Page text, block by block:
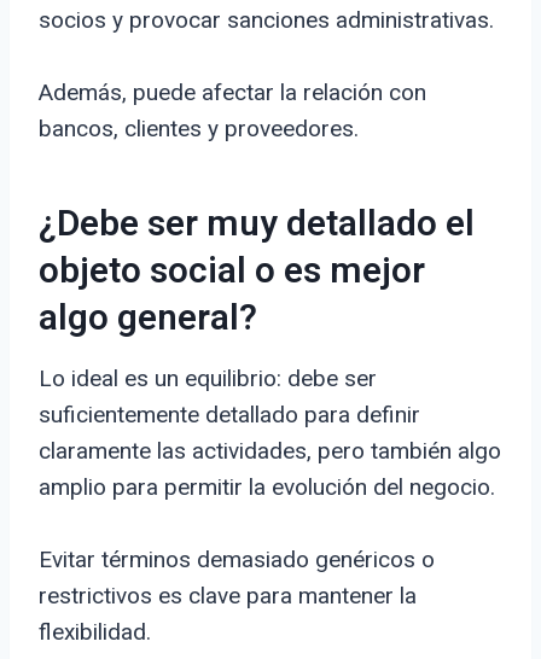
socios y provocar sanciones administrativas.
Además, puede afectar la relación con
bancos, clientes y proveedores.
¿Debe ser muy detallado el
objeto social o es mejor
algo general?
Lo ideal es un equilibrio: debe ser
suficientemente detallado para definir
claramente las actividades, pero también algo
amplio para permitir la evolución del negocio.
Evitar términos demasiado genéricos o
restrictivos es clave para mantener la
flexibilidad.